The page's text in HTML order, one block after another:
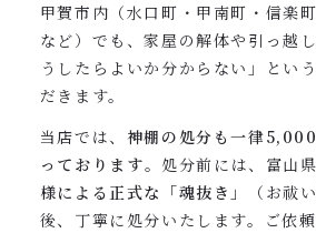
甲賀市内（水口町・甲南町・信楽
など）でも、家屋の解体や引っ越
うしたらよいか分からない」とい
だきます。
当店では、 神棚の処分も一律
っております。処分前には、富山
様による正式な「魂抜き」
（お祓
後、丁寧に処分いたします。ご依